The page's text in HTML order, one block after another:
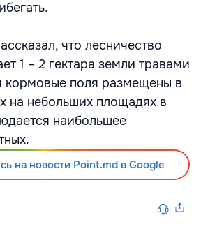
что лесничество
1 – 2 гектара земли травами
кормовые поля размещены в
на небольших площадях в
наибольшее
на новости Point.md в Google